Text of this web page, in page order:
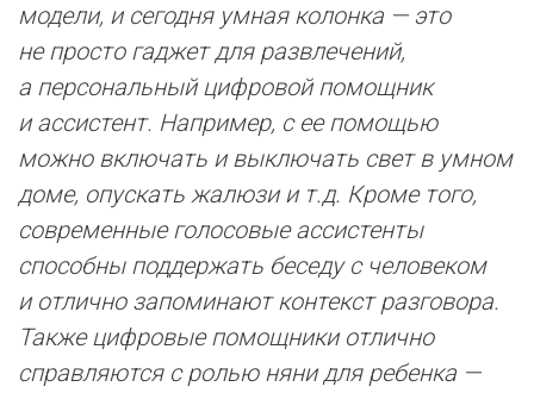
модели, и сегодня умная колонка — это
не просто гаджет для развлечений,
а персональный цифровой помощник
и ассистент. Например, с ее помощью
можно включать и выключать свет в умном
доме, опускать жалюзи и т.д. Кроме того,
современные голосовые ассистенты
способны поддержать беседу с человеком
и отлично запоминают контекст разговора.
Также цифровые помощники отлично
справляются с ролью няни для ребенка —